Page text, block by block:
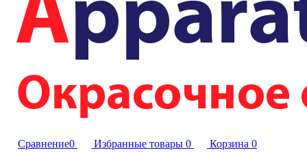
Сравнение0 Избранные товары 0 Корзина 0